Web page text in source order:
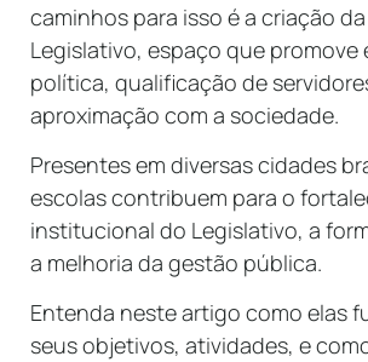
caminhos para isso é a criação
Legislativo, espaço que promove
política, qualificação de
aproximação com a sociedade.
Presentes em diversas cidades
escolas contribuem para o
institucional do Legislativo, a
a melhoria da gestão pública.
Entenda neste artigo como elas
seus objetivos, atividades, e